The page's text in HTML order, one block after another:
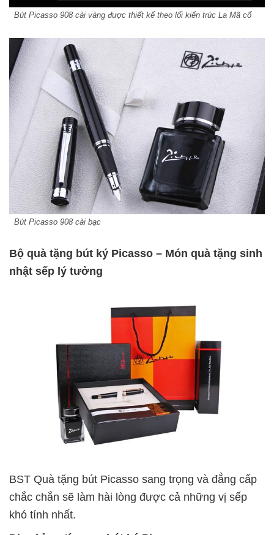
Bút Picasso 908 cài vàng được thiết kế theo lối kiến trúc La Mã cổ
Bút Picasso 908 cài bạc
Bộ quà tặng bút ký Picasso – Món quà tặng sinh
nhật sếp lý tưởng
BST Quà tặng bút Picasso sang trọng và đẳng cấp
chắc chắn sẽ làm hài lòng được cả những vị sếp
khó tính nhất.